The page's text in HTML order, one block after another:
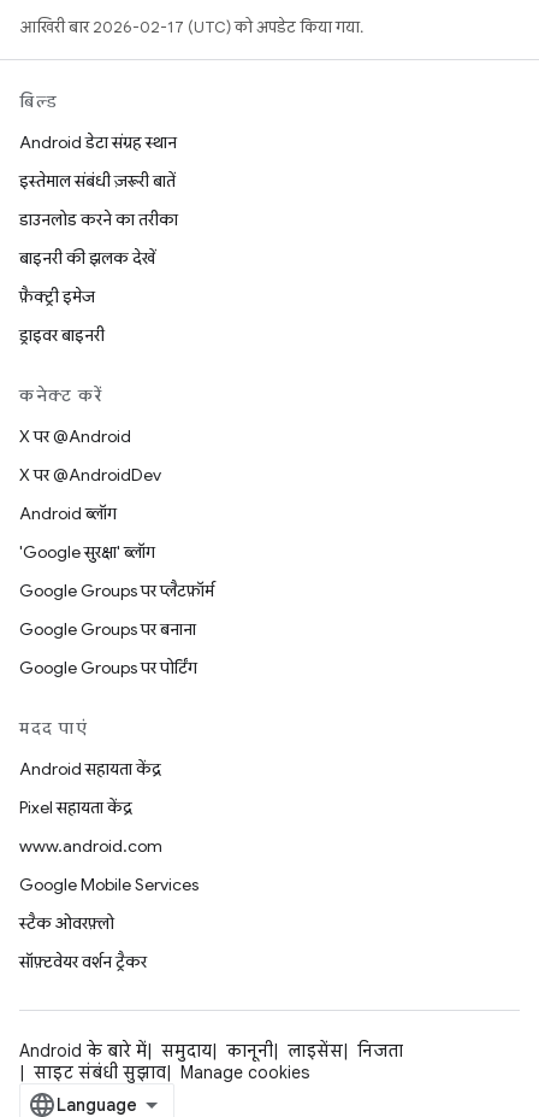
आखिरी बार 2026-02-17 (UTC) को अपडेट किया गया.
बिल्ड
Android डेटा संग्रह स्थान
इस्तेमाल संबंधी ज़रूरी बातें
डाउनलोड करने का तरीका
बाइनरी की झलक देखें
फ़ैक्ट्री इमेज
ड्राइवर बाइनरी
कनेक्ट करें
X पर @Android
X पर @AndroidDev
Android ब्लॉग
'Google सुरक्षा' ब्लॉग
Google Groups पर प्लैटफ़ॉर्म
Google Groups पर बनाना
Google Groups पर पोर्टिंग
मदद पाएं
Android सहायता केंद्र
Pixel सहायता केंद्र
www.android.com
Google Mobile Services
स्टैक ओवरफ़्लो
सॉफ़्टवेयर वर्शन ट्रैकर
Android के बारे में समुदाय कानूनी लाइसेंस
निजता
साइट संबंधी सुझाव
Manage cookies